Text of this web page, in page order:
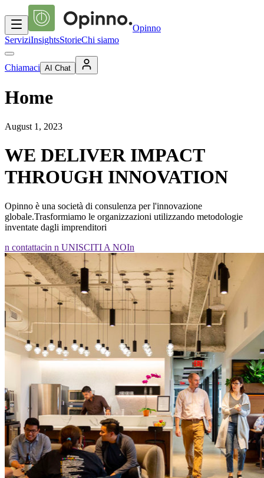
Opinno
ServiziInsightsStorieChi siamo
Chiamaci AI Chat
Home
August 1, 2023
WE DELIVER IMPACT
THROUGH INNOVATION
Opinno è una società di consulenza per l'innovazione
globale.Trasformiamo le organizzazioni utilizzando metodologie
inventate dagli imprenditori
n contattacin n UNISCITI A NOIn